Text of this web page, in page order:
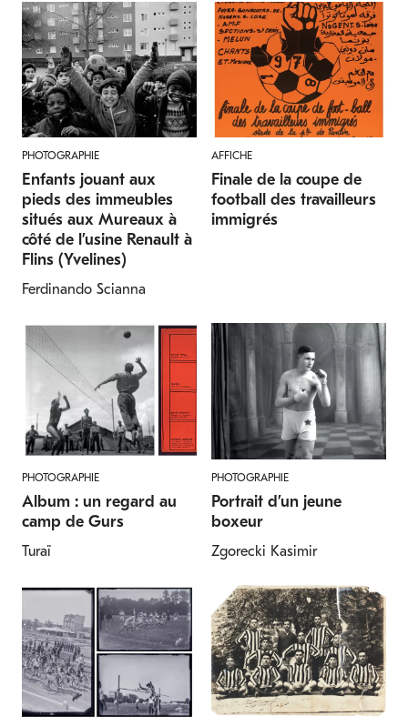
PHOTOGRAPHIE
Enfants jouant aux
pieds des immeubles
situés aux Mureaux à
côté de l’usine Renault à
Flins (Yvelines)
Ferdinando Scianna
AFFICHE
Finale de la coupe de
football des travailleurs
immigrés
PHOTOGRAPHIE
Album : un regard au
camp de Gurs
Turaï
PHOTOGRAPHIE
Portrait d’un jeune
boxeur
Zgorecki Kasimir